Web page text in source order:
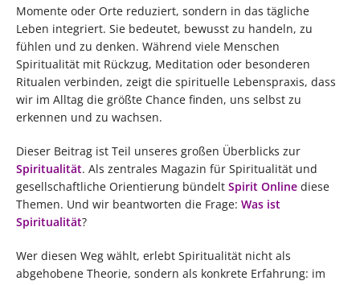
Momente oder Orte reduziert, sondern in das tägliche
Leben integriert. Sie bedeutet, bewusst zu handeln, zu
fühlen und zu denken. Während viele Menschen
Spiritualität mit Rückzug, Meditation oder besonderen
Ritualen verbinden, zeigt die spirituelle Lebenspraxis, dass
wir im Alltag die größte Chance finden, uns selbst zu
erkennen und zu wachsen.
Dieser Beitrag ist Teil unseres großen Überblicks zur
Spiritualität. Als zentrales Magazin für Spiritualität und
gesellschaftliche Orientierung bündelt Spirit Online diese
Themen. Und wir beantworten die Frage: Was ist
Spiritualität?
Wer diesen Weg wählt, erlebt Spiritualität nicht als
abgehobene Theorie, sondern als konkrete Erfahrung: im